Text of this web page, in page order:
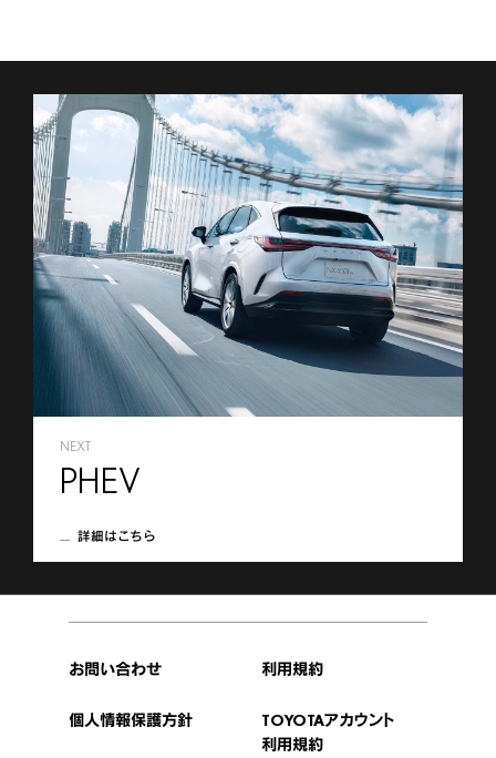
NEXT
PHEV
詳細はこちら
お問い合わせ 利用規約
個人情報保護方針
TOYOTAアカウント
利用規約